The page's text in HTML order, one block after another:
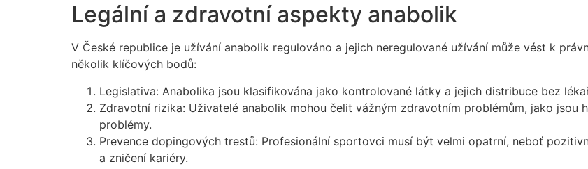
Legální a zdravotní aspekty anabolik
V České republice je užívání anabolik regulováno a jejich neregulované užívání může vést k
několik klíčových bodů:
Legislativa: Anabolika jsou klasifikována jako kontrolované látky a jejich distribuce bez
Zdravotní rizika: Uživatelé anabolik mohou čelit vážným zdravotním problémům, jako jsou
problémy.
Prevence dopingových trestů: Profesionální sportovci musí být velmi opatrní, neboť
a zničení kariéry.